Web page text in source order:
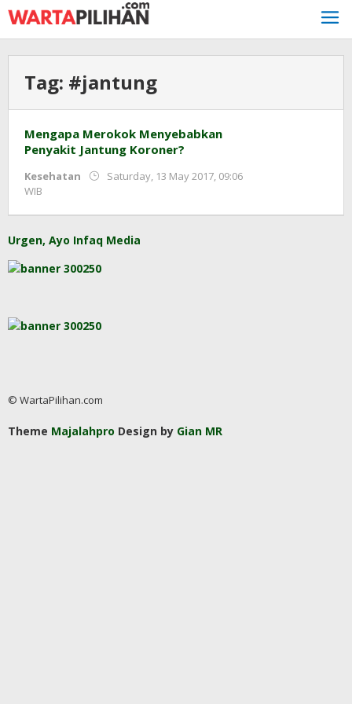
Skip
to
content
Tag: #jantung
Mengapa Merokok Menyebabkan
Penyakit Jantung Koroner?
Kesehatan
Saturday, 13 May 2017, 09:06
WIB
Urgen, Ayo Infaq Media
© WartaPilihan.com
Theme Majalahpro Design by Gian MR